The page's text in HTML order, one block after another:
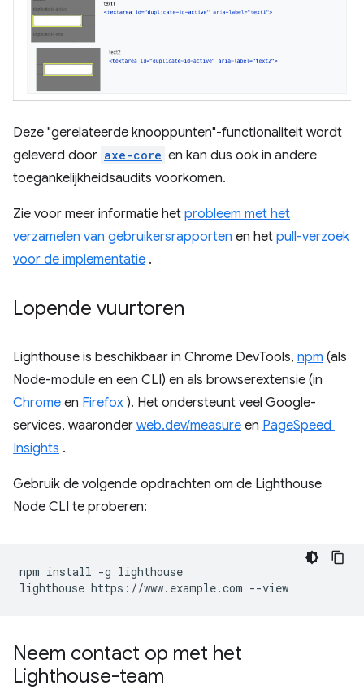
Deze "gerelateerde knooppunten"-functionaliteit wordt
geleverd door axe-core en kan dus ook in andere
toegankelijkheidsaudits voorkomen.
Zie voor meer informatie het probleem met het
verzamelen van gebruikersrapporten en het pull-verzoek
voor de implementatie .
Lopende vuurtoren
Lighthouse is beschikbaar in Chrome DevTools, npm (als
Node-module en een CLI) en als browserextensie (in
Chrome en Firefox ). Het ondersteunt veel Google-
services, waaronder web.dev/measure en PageSpeed ​​
Insights .
Gebruik de volgende opdrachten om de Lighthouse
Node CLI te proberen:
npm install -g lighthouse
Neem contact op met het
Lighthouse-team